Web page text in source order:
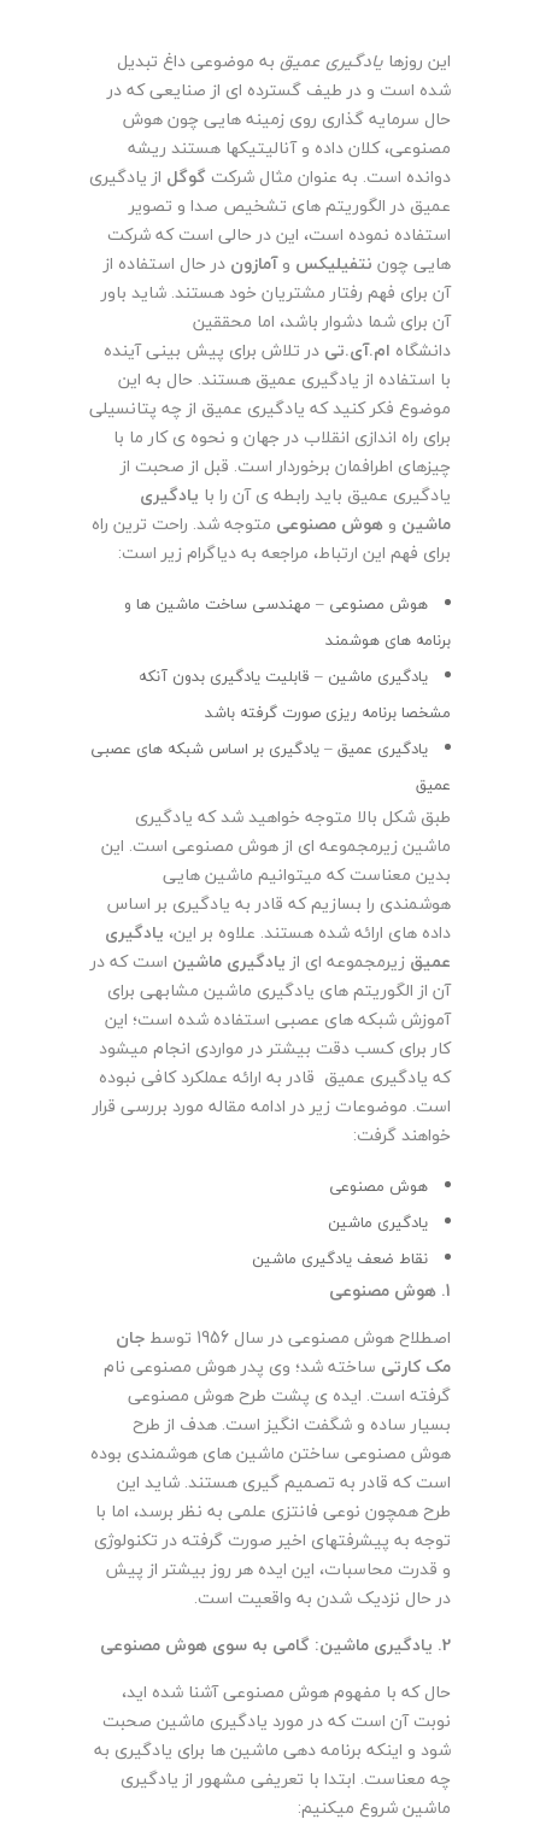
این روزها یادگیری عمیق به موضوعی داغ تبدیل
شده است و در طیف گسترده ای از صنایعی که در
حال سرمایه گذاری روی زمینه هایی چون هوش
مصنوعی، کلان داده و آنالیتیکها هستند ریشه
دوانده است. به عنوان مثال شرکت گوگل از یادگیری
عمیق در الگوریتم های تشخیص صدا و تصویر
استفاده نموده است، این در حالی است که شرکت
هایی چون نتفیلیکس وآمازون در حال استفاده از
آن برای فهم رفتار مشتریان خود هستند. شاید باور
آن برای شما دشوار باشد، اما محققین
دانشگاه ام.آی.تی در تلاش برای پیش بینی آینده
با استفاده از یادگیری عمیق هستند. حال به این
موضوع فکر کنید که یادگیری عمیق از چه پتانسیلی
برای راه اندازی انقلاب در جهان و نحوه ی کار ما با
چیزهای اطرافمان برخوردار است. قبل از صحبت از
یادگیری عمیق باید رابطه ی آن را با یادگیری
ماشین و هوش مصنوعی متوجه شد. راحت ترین راه
برای فهم این ارتباط، مراجعه به دیاگرام زیر است:
هوش مصنوعی – مهندسی ساخت ماشین ها و
برنامه های هوشمند
یادگیری ماشین – قابلیت یادگیری بدون آنکه
مشخصا برنامه ریزی صورت گرفته باشد
یادگیری عمیق – یادگیری بر اساس شبکه های عصبی
عمیق
طبق شکل بالا متوجه خواهید شد که یادگیری
ماشین زیرمجموعه ای از هوش مصنوعی است. این
بدین معناست که میتوانیم ماشین هایی
هوشمندی را بسازیم که قادر به یادگیری بر اساس
داده های ارائه شده هستند. علاوه بر این، یادگیری
عمیق زیرمجموعه ای از یادگیری ماشین است که در
آن از الگوریتم های یادگیری ماشین مشابهی برای
آموزش شبکه های عصبی استفاده شده است؛ این
کار برای کسب دقت بیشتر در مواردی انجام میشود
که یادگیری عمیق قادر به ارائه عملکرد کافی نبوده
است. موضوعات زیر در ادامه مقاله مورد بررسی قرار
خواهند گرفت:
هوش مصنوعی
یادگیری ماشین
نقاط ضعف یادگیری ماشین
1. هوش مصنوعی
اصطلاح هوش مصنوعی در سال 1956 توسط
جان
مک کارتی ساخته شد؛ وی پدر هوش مصنوعی نام
گرفته است. ایده ی پشت طرح هوش مصنوعی
بسیار ساده و شگفت انگیز است. هدف از طرح
هوش مصنوعی ساختن ماشین های هوشمندی بوده
است که قادر به تصمیم گیری هستند. شاید این
طرح همچون نوعی فانتزی علمی به نظر برسد، اما با
توجه به پیشرفتهای اخیر صورت گرفته در تکنولوژی
و قدرت محاسبات، این ایده هر روز بیشتر از پیش
در حال نزدیک شدن به واقعیت است.
2. یادگیری ماشین: گامی به سوی هوش مصنوعی
حال که با مفهوم هوش مصنوعی آشنا شده اید،
نوبت آن است که در مورد یادگیری ماشین صحبت
شود و اینکه برنامه دهی ماشین ها برای یادگیری به
چه معناست. ابتدا با تعریفی مشهور از یادگیری
ماشین شروع میکنیم: